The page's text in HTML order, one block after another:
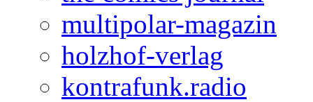
multipolar-magazin
holzhof-verlag
kontrafunk.radio